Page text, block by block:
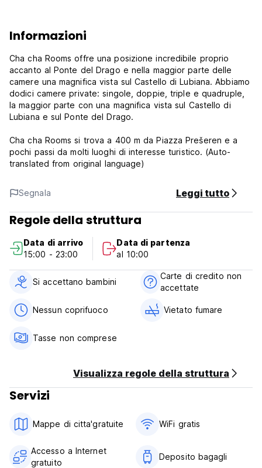
Informazioni
Cha cha Rooms offre una posizione incredibile proprio
accanto al Ponte del Drago e nella maggior parte delle
camere una magnifica vista sul Castello di Lubiana. Abbiamo
dodici camere private: singole, doppie, triple e quadruple,
la maggior parte con una magnifica vista sul Castello di
Lubiana e sul Ponte del Drago.
Cha cha Rooms si trova a 400 m da Piazza Prešeren e a
pochi passi da molti luoghi di interesse turistico. (Auto-
translated from original language)
Segnala Leggi tutto
Regole della struttura
Data di arrivo
15:00 - 23:00
Data di partenza
al 10:00
Si accettano bambini
Carte di credito non
accettate
Nessun coprifuoco Vietato fumare
Tasse non comprese
Visualizza regole della struttura
Servizi
Mappe di citta'gratuite WiFi gratis
Accesso a Internet
gratuito
Deposito bagagli